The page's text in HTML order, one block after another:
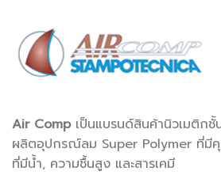
Air Compเป็นแบรนด์สินค้านิวเมติกชั้
ผลิตอุปกรณ์ลม Super Polymer ที่มี
ที่มีน้ำ, ความชื้นสูง และสารเคมี